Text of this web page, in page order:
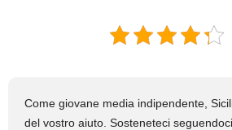
Come giovane media indipendente,
del vostro aiuto. Sosteneteci